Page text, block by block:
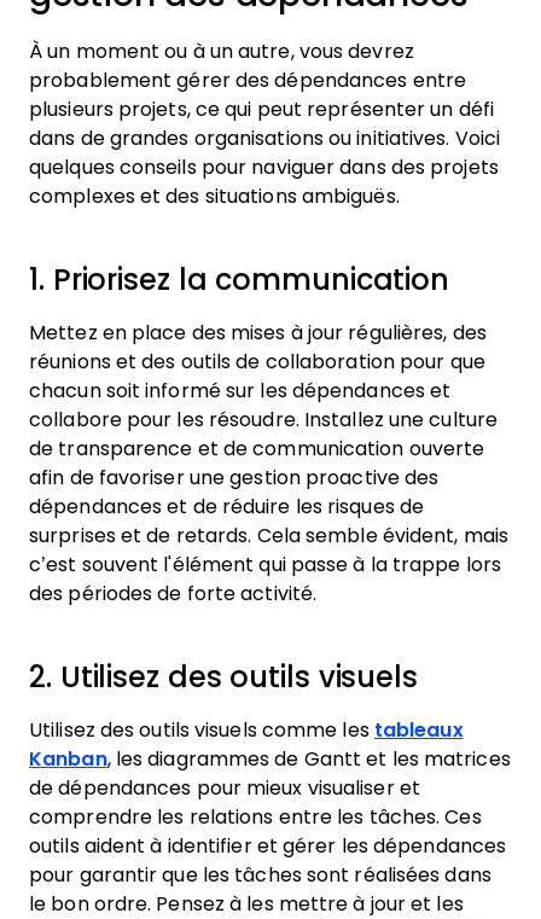
À un moment ou à un autre, vous devrez
probablement gérer des dépendances entre
plusieurs projets, ce qui peut représenter un défi
dans de grandes organisations ou initiatives. Voici
quelques conseils pour naviguer dans des projets
complexes et des situations ambiguës.
1. Priorisez la communication
Mettez en place des mises à jour régulières, des
réunions et des outils de collaboration pour que
chacun soit informé sur les dépendances et
collabore pour les résoudre. Installez une culture
de transparence et de communication ouverte
afin de favoriser une gestion proactive des
dépendances et de réduire les risques de
surprises et de retards. Cela semble évident, mais
c’est souvent l'élément qui passe à la trappe lors
des périodes de forte activité.
2. Utilisez des outils visuels
Utilisez des outils visuels comme les tableaux
Kanban, les diagrammes de Gantt et les matrices
de dépendances pour mieux visualiser et
comprendre les relations entre les tâches. Ces
outils aident à identifier et gérer les dépendances
pour garantir que les tâches sont réalisées dans
le bon ordre. Pensez à les mettre à jour et les